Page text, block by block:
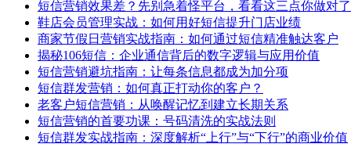
短信营销效果差？先别急着怪平台，看看这三点你做对
鞋店会员管理实战：如何用好短信提升门店业绩
商家节假日营销实战指南：如何通过短信精准触达客户
揭秘106短信：企业通信背后的数字逻辑与应用价值
短信营销避坑指南：让每条信息都成为加分项
短信群发营销：如何真正打动你的客户？
老客户短信营销：从唤醒记忆到建立长期关系
短信营销的首要功课：号码清洗的实战法则
短信群发实战指南：深度解析“上行”与“下行”的商业价值